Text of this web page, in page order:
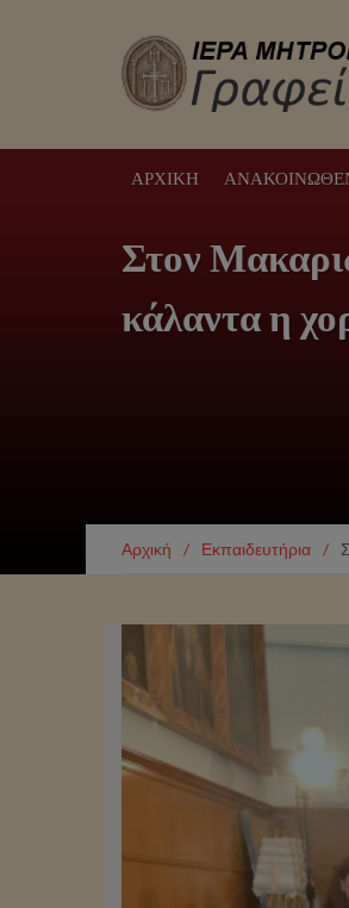
ΑΡΧΙΚΉ
Στον
κάλαντα η
Αρχική / Εκπαιδευτήρια /